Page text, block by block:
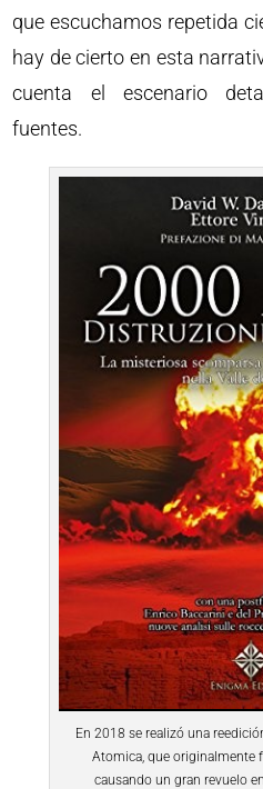
que escuchamos repetida
hay de cierto en esta
cuenta el escenario
fuentes.
En 2018 se realizó una
Atomica, que originalmente
causando un gran revuelo